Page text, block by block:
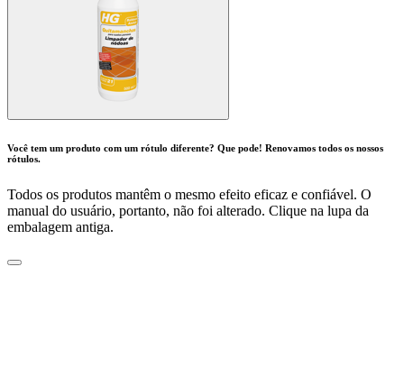
Você tem um produto com um rótulo diferente? Que pode! Renovamos todos os nossos
rótulos.
Todos os produtos mantêm o mesmo efeito eficaz e confiável. O
manual do usuário, portanto, não foi alterado. Clique na lupa da
embalagem antiga.